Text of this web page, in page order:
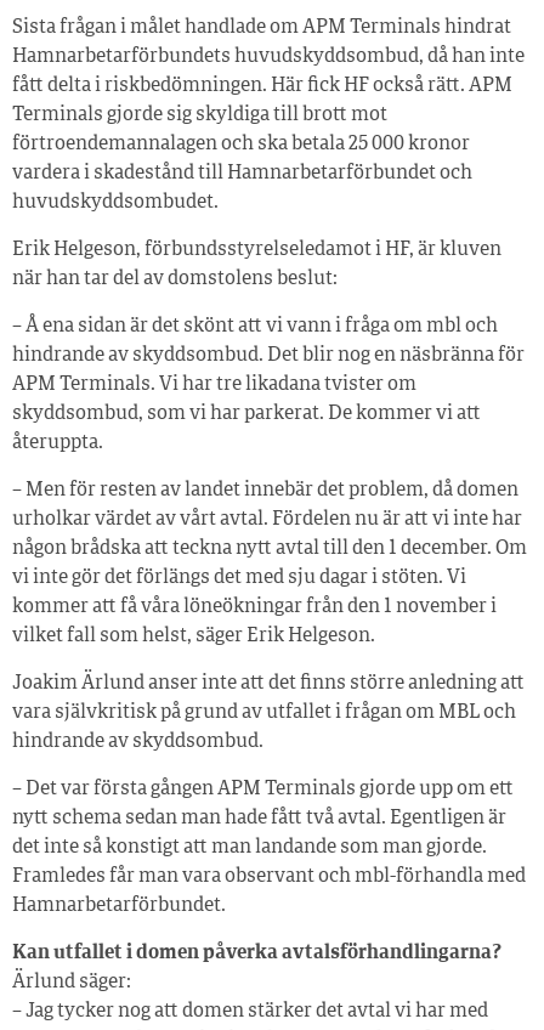
Sista frågan i målet handlade om APM Terminals hindrat
Hamnarbetarförbundets huvudskyddsombud, då han inte
fått delta i riskbedömningen. Här fick HF också rätt. APM
Terminals gjorde sig skyldiga till brott mot
förtroendemannalagen och ska betala 25 000 kronor
vardera i skadestånd till Hamnarbetarförbundet och
huvudskyddsombudet.
Erik Helgeson, förbundsstyrelseledamot i HF, är kluven
när han tar del av domstolens beslut:
– Å ena sidan är det skönt att vi vann i fråga om mbl och
hindrande av skyddsombud. Det blir nog en näsbränna för
APM Terminals. Vi har tre likadana tvister om
skyddsombud, som vi har parkerat. De kommer vi att
återuppta.
– Men för resten av landet innebär det problem, då domen
urholkar värdet av vårt avtal. Fördelen nu är att vi inte har
någon brådska att teckna nytt avtal till den 1 december. Om
vi inte gör det förlängs det med sju dagar i stöten. Vi
kommer att få våra löneökningar från den 1 november i
vilket fall som helst, säger Erik Helgeson.
Joakim Ärlund anser inte att det finns större anledning att
vara självkritisk på grund av utfallet i frågan om MBL och
hindrande av skyddsombud.
– Det var första gången APM Terminals gjorde upp om ett
nytt schema sedan man hade fått två avtal. Egentligen är
det inte så konstigt att man landande som man gjorde.
Framledes får man vara observant och mbl-förhandla med
Hamnarbetarförbundet.
Kan utfallet i domen påverka avtalsförhandlingarna?
Ärlund säger:
– Jag tycker nog att domen stärker det avtal vi har med